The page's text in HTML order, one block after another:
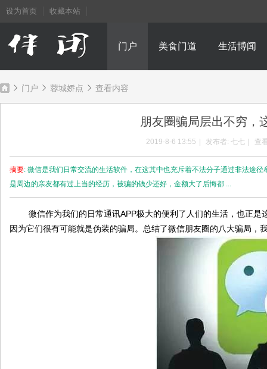
设为首页 收藏本站
门户 美食门道 生活博闻
门户 蓉城娇点 查看内容
朋友圈骗局层出不穷，
2019-8-6 13:55 发布者: 七七 查
摘要: 微信是我们日常交流的生活软件，在这其中也充斥着不法分子通过非法途
是周边的亲友都有过上当的经历，被骗的钱少还好，金额大了后悔都 ...
微信作为我们的日常通讯APP极大的便利了人们的生活，也正是
因为它们很有可能就是伪装的骗局。总结了微信朋友圈的八大骗局，